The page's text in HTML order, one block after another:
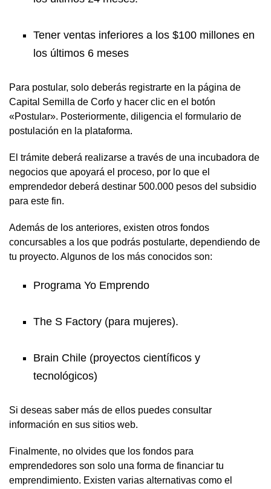
Tener ventas inferiores a los $100 millones en
los últimos 6 meses
Para postular, solo deberás registrarte en la página de
Capital Semilla de Corfo y hacer clic en el botón
«Postular». Posteriormente, diligencia el formulario de
postulación en la plataforma.
El trámite deberá realizarse a través de una incubadora de
negocios que apoyará el proceso, por lo que el
emprendedor deberá destinar 500.000 pesos del subsidio
para este fin.
Además de los anteriores, existen otros fondos
concursables a los que podrás postularte, dependiendo de
tu proyecto. Algunos de los más conocidos son:
Programa Yo Emprendo
The S Factory (para mujeres).
Brain Chile (proyectos científicos y
tecnológicos)
Si deseas saber más de ellos puedes consultar
información en sus sitios web.
Finalmente, no olvides que los fondos para
emprendedores son solo una forma de financiar tu
emprendimiento. Existen varias alternativas como el